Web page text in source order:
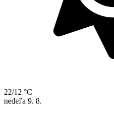
22/12 °C
nedeľa 9. 8.